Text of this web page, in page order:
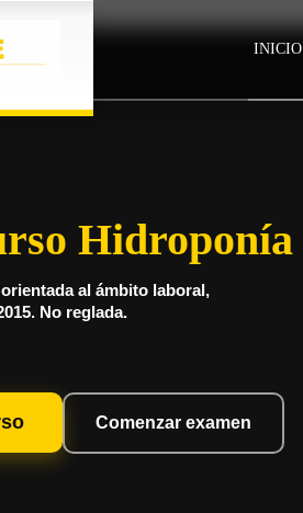
INICIO
Hidroponía
al ámbito laboral,
No reglada.
Comenzar examen